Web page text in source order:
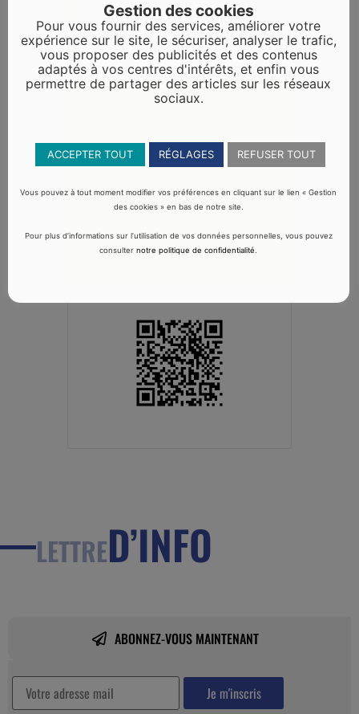
Ce site Web
vous
appartient ?
OK
LETTRED’INFO
ABONNEZ-VOUS MAINTENANT
Gestion des cookies
Pour vous fournir des services, améliorer votre
expérience sur le site, le sécuriser, analyser le trafic,
vous proposer des publicités et des contenus
adaptés à vos centres d'intérêts, et enfin vous
permettre de partager des articles sur les réseaux
sociaux.
ACCEPTER TOUT RÉGLAGES REFUSER TOUT
Vous pouvez à tout moment modifier vos préférences en cliquant sur le lien « Gestion
des cookies » en bas de notre site.
Pour plus d’informations sur l’utilisation de vos données personnelles, vous pouvez
consulternotre politique de confidentialité